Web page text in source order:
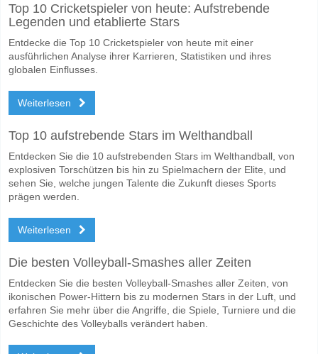
Top 10 Cricketspieler von heute: Aufstrebende
Legenden und etablierte Stars
Entdecke die Top 10 Cricketspieler von heute mit einer
ausführlichen Analyse ihrer Karrieren, Statistiken und ihres
globalen Einflusses.
Weiterlesen
Top 10 aufstrebende Stars im Welthandball
Entdecken Sie die 10 aufstrebenden Stars im Welthandball, von
explosiven Torschützen bis hin zu Spielmachern der Elite, und
sehen Sie, welche jungen Talente die Zukunft dieses Sports
prägen werden.
Weiterlesen
Die besten Volleyball-Smashes aller Zeiten
Entdecken Sie die besten Volleyball-Smashes aller Zeiten, von
ikonischen Power-Hittern bis zu modernen Stars in der Luft, und
erfahren Sie mehr über die Angriffe, die Spiele, Turniere und die
Geschichte des Volleyballs verändert haben.